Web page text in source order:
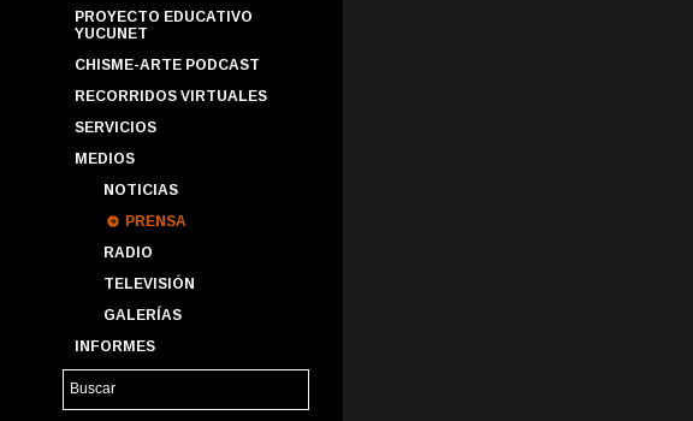
PROYECTO EDUCATIVO
YUCUNET
CHISME-ARTE PODCAST
RECORRIDOS VIRTUALES
SERVICIOS
MEDIOS
NOTICIAS
PRENSA
RADIO
TELEVISIÓN
GALERÍAS
INFORMES